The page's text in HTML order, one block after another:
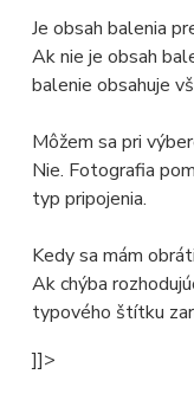
Je obsah balenia
Ak nie je obsah
balenie obsahuje
Môžem sa pri
Nie. Fotografia
typ pripojenia.
Kedy sa mám
Ak chýba
typového štítku
]]>